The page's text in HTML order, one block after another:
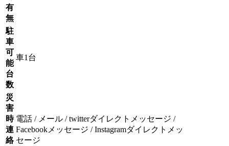
有
無
駐
車
可
能
台
数
車1台
災
害
時
連
絡
電話 / メール / twitterダイレクトメッセージ /
Facebookメッセージ / Instagramダイレクトメッ
セージ